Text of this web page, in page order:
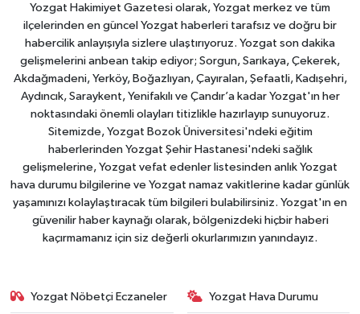
Yozgat Hakimiyet Gazetesi olarak, Yozgat merkez ve tüm
ilçelerinden en güncel Yozgat haberleri tarafsız ve doğru bir
habercilik anlayışıyla sizlere ulaştırıyoruz. Yozgat son dakika
gelişmelerini anbean takip ediyor; Sorgun, Sarıkaya, Çekerek,
Akdağmadeni, Yerköy, Boğazlıyan, Çayıralan, Şefaatli, Kadışehri,
Aydıncık, Saraykent, Yenifakılı ve Çandır’a kadar Yozgat'ın her
noktasındaki önemli olayları titizlikle hazırlayıp sunuyoruz.
Sitemizde, Yozgat Bozok Üniversitesi'ndeki eğitim
haberlerinden Yozgat Şehir Hastanesi'ndeki sağlık
gelişmelerine, Yozgat vefat edenler listesinden anlık Yozgat
hava durumu bilgilerine ve Yozgat namaz vakitlerine kadar günlük
yaşamınızı kolaylaştıracak tüm bilgileri bulabilirsiniz. Yozgat'ın en
güvenilir haber kaynağı olarak, bölgenizdeki hiçbir haberi
kaçırmamanız için siz değerli okurlarımızın yanındayız.
Yozgat Nöbetçi Eczaneler Yozgat Hava Durumu